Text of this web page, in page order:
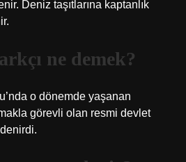
Deniz taşıtlarına kaptanlık
ne demek?
o dönemde yaşanan
görevli olan resmi devlet